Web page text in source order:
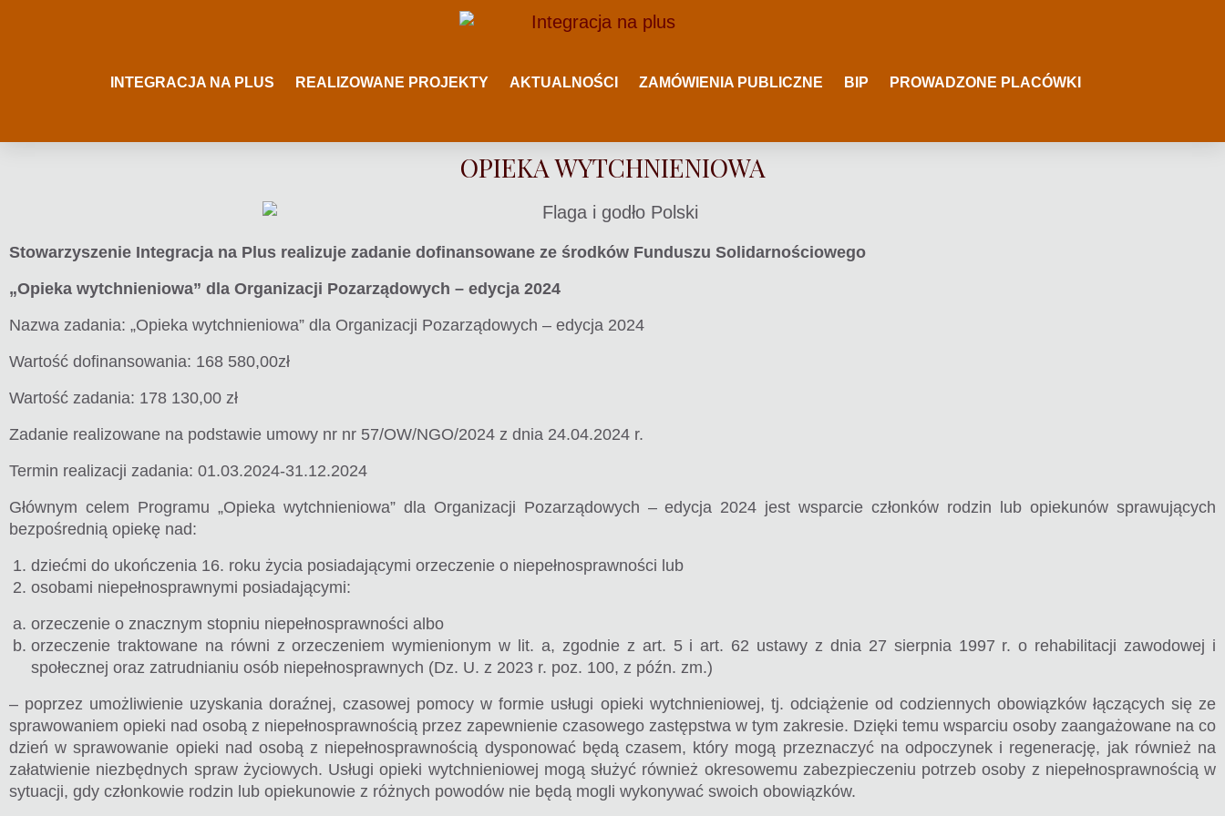
INTEGRACJA NA PLUS REALIZOWANE PROJEKTY AKTUALNOŚCI ZAMÓWIENIA PUBLICZNE BIP PROWADZONE PLACÓWKI
OPIEKA WYTCHNIENIOWA
Stowarzyszenie Integracja na Plus realizuje zadanie dofinansowane ze środków Funduszu Solidarnościowego
„Opieka wytchnieniowa” dla Organizacji Pozarządowych – edycja 2024
Nazwa zadania: „Opieka wytchnieniowa” dla Organizacji Pozarządowych – edycja 2024
Wartość dofinansowania: 168 580,00zł
Wartość zadania: 178 130,00 zł
Zadanie realizowane na podstawie umowy nr nr 57/OW/NGO/2024 z dnia 24.04.2024 r.
Termin realizacji zadania: 01.03.2024-31.12.2024
Głównym celem Programu „Opieka wytchnieniowa” dla Organizacji Pozarządowych – edycja 2024 jest wsparcie członków rodzin lub opiekunów sprawujących
bezpośrednią opiekę nad:
dziećmi do ukończenia 16. roku życia posiadającymi orzeczenie o niepełnosprawności lub
osobami niepełnosprawnymi posiadającymi:
orzeczenie o znacznym stopniu niepełnosprawności albo
orzeczenie traktowane na równi z orzeczeniem wymienionym w lit. a, zgodnie z art. 5 i art. 62 ustawy z dnia 27 sierpnia 1997 r. o rehabilitacji zawodowej i
społecznej oraz zatrudnianiu osób niepełnosprawnych (Dz. U. z 2023 r. poz. 100, z późn. zm.)
– poprzez umożliwienie uzyskania doraźnej, czasowej pomocy w formie usługi opieki wytchnieniowej, tj. odciążenie od codziennych obowiązków łączących się ze
sprawowaniem opieki nad osobą z niepełnosprawnością przez zapewnienie czasowego zastępstwa w tym zakresie. Dzięki temu wsparciu osoby zaangażowane na co
dzień w sprawowanie opieki nad osobą z niepełnosprawnością dysponować będą czasem, który mogą przeznaczyć na odpoczynek i regenerację, jak również na
załatwienie niezbędnych spraw życiowych. Usługi opieki wytchnieniowej mogą służyć również okresowemu zabezpieczeniu potrzeb osoby z niepełnosprawnością w
sytuacji, gdy członkowie rodzin lub opiekunowie z różnych powodów nie będą mogli wykonywać swoich obowiązków.